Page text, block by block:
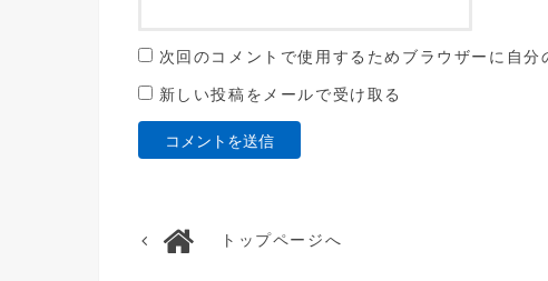
次回のコメントで使用するためブラウザーに自
新しい投稿をメールで受け取る
トップページへ